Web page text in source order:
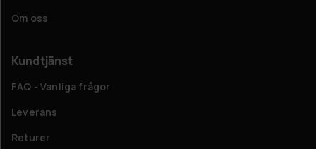
Om oss
Kundtjänst
FAQ - Vanliga frågor
Leverans
Returer